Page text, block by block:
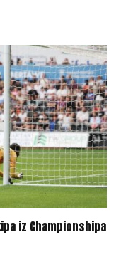
iz Championshipa